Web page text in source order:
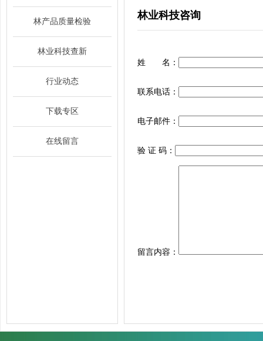
林产品质量检验
林业科技查新
行业动态
下载专区
在线留言
林业科技咨询
姓 名：
联系电话：
电子邮件：
验 证 码：
留言内容：